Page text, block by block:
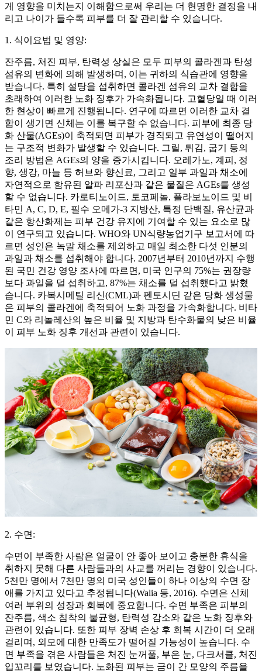
게 영향을 미치는지 이해함으로써 우리는 더 현명한 결정을 내
리고 나이가 들수록 피부를 더 잘 관리할 수 있습니다.
1. 식이요법 및 영양:
잔주름, 처진 피부, 탄력성 상실은 모두 피부의 콜라겐과 탄성
섬유의 변화에 의해 발생하며, 이는 귀하의 식습관에 영향을
받습니다. 특히 설탕을 섭취하면 콜라겐 섬유의 교차 결합을
초래하여 이러한 노화 징후가 가속화됩니다. 고혈당일 때 이러
한 현상이 빠르게 진행됩니다. 연구에 따르면 이러한 교차 결
합이 생기면 신체는 이를 복구할 수 없습니다. 피부에 최종 당
화 산물(AGEs)이 축적되면 피부가 경직되고 유연성이 떨어지
는 구조적 변화가 발생할 수 있습니다. 그릴, 튀김, 굽기 등의
조리 방법은 AGEs의 양을 증가시킵니다. 오레가노, 계피, 정
향, 생강, 마늘 등 허브와 향신료, 그리고 일부 과일과 채소에
자연적으로 함유된 알파 리포산과 같은 물질은 AGEs를 생성
할 수 없습니다. 카로티노이드, 토코페놀, 플라보노이드 및 비
타민 A, C, D, E, 필수 오메가-3 지방산, 특정 단백질, 유산균과
같은 항산화제는 피부 건강 유지에 기여할 수 있는 요소로 많
이 연구되고 있습니다. WHO와 UN식량농업기구 보고서에 따
르면 성인은 녹말 채소를 제외하고 매일 최소한 다섯 인분의
과일과 채소를 섭취해야 합니다. 2007년부터 2010년까지 수행
된 국민 건강 영양 조사에 따르면, 미국 인구의 75%는 권장량
보다 과일을 덜 섭취하고, 87%는 채소를 덜 섭취했다고 밝혔
습니다. 카복시메틸 리신(CML)과 펜토시딘 같은 당화 생성물
은 피부의 콜라겐에 축적되어 노화 과정을 가속화합니다. 비타
민 C와 리놀레산의 높은 비율 및 지방과 탄수화물의 낮은 비율
이 피부 노화 징후 개선과 관련이 있습니다.
2. 수면:
수면이 부족한 사람은 얼굴이 안 좋아 보이고 충분한 휴식을
취하지 못해 다른 사람들과의 사교를 꺼리는 경향이 있습니다.
5천만 명에서 7천만 명의 미국 성인들이 하나 이상의 수면 장
애를 가지고 있다고 추정됩니다(Walia 등, 2016). 수면은 신체
여러 부위의 성장과 회복에 중요합니다. 수면 부족은 피부의
잔주름, 색소 침착의 불균형, 탄력성 감소와 같은 노화 징후와
관련이 있습니다. 또한 피부 장벽 손상 후 회복 시간이 더 오래
걸리며, 외모에 대한 만족도가 떨어질 가능성이 높습니다. 수
면 부족을 겪은 사람들은 처진 눈꺼풀, 부은 눈, 다크서클, 처진
입꼬리를 보였습니다. 노화된 피부는 금이 간 모양의 주름을